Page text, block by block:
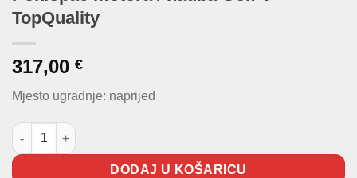
TopQuality
317,00 €
Mjesto ugradnje: naprijed
Poklopac motora / hauba Golf V TopQuality količina
DODAJ U KOŠARICU